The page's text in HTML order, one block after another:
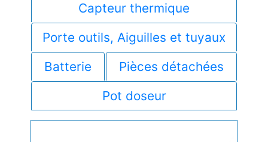
Capteur thermique
Porte outils, Aiguilles et tuyaux
Batterie
Pièces détachées
Pot doseur